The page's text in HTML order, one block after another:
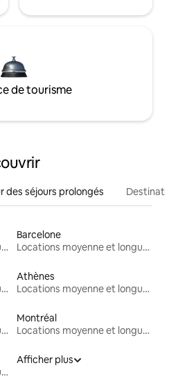
de tourisme
des séjours prolongés
Locations moyenne et longue durée
Barcelone
Locations moyenne et longue durée
Locations moyenne et longue durée
Athènes
Locations moyenne et longue durée
Locations moyenne et longue durée
Montréal
Locations moyenne et longue durée
Locations moyenne et longue durée
Afficher plus